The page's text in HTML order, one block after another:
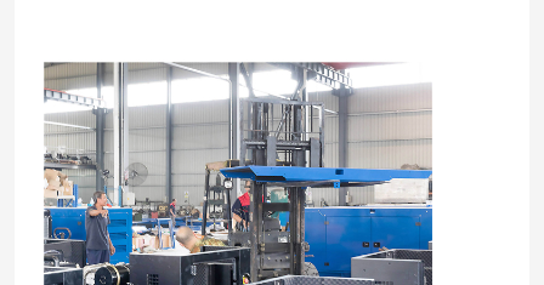
Rumah